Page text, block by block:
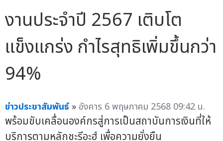
งานประจำปี 2567 เติบโต
แข็งแกร่ง กำไรสุทธิเพิ่มขึ้นกว่า
94%
ข่าวประชาสัมพันธ์ » อังคาร 6 พฤษภาคม 2568 09:42 น.
พร้อมขับเคลื่อนองค์กรสู่การเป็นสถาบันการเงินที่ให้
บริการตามหลักชะรีอะฮ์ เพื่อความยั่งยืน